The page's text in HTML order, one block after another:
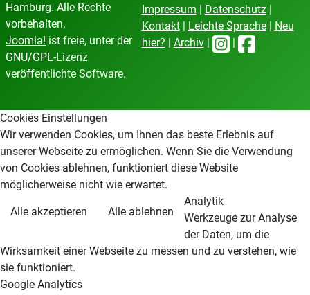
Hamburg. Alle Rechte
vorbehalten.
Joomla! ist freie, unter der
GNU/GPL-Lizenz
veröffentlichte Software.
Impressum Datenschutz|
Kontakt| Leichte Sprache|
Neu
hier?
Archiv|
Cookies Einstellungen
Wir verwenden Cookies, um Ihnen das beste Erlebnis auf
unserer Webseite zu ermöglichen. Wenn Sie die Verwendung
von Cookies ablehnen, funktioniert diese Website
möglicherweise nicht wie erwartet.
Alle akzeptieren Alle ablehnen
Analytik
Werkzeuge zur Analyse
der Daten, um die
Wirksamkeit einer Webseite zu messen und zu verstehen, wie
sie funktioniert.
Google Analytics